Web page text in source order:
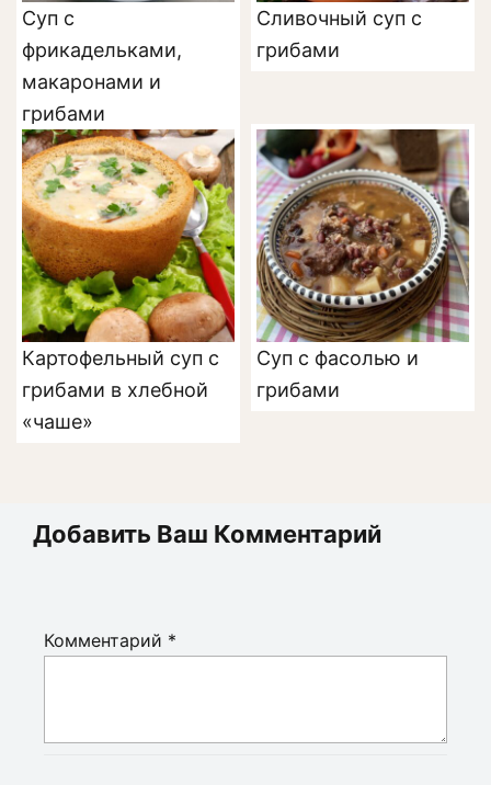
Суп с
фрикадельками,
макаронами и
грибами
Сливочный суп с
грибами
Картофельный суп с
грибами в хлебной
«чаше»
Суп с фасолью и
грибами
Добавить Ваш Комментарий
Комментарий *